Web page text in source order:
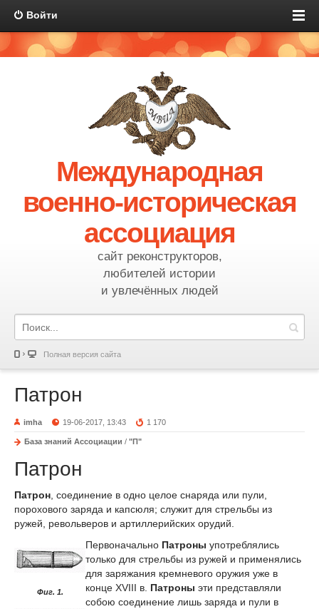
Войти
Международная
военно-историческая
ассоциация
сайт реконструкторов,
любителей истории
и увлечённых людей
Полная версия сайта
Патрон
imha 19-06-2017, 13:43 1 170
База знаний Ассоциации / "П"
Патрон
Патрон , соединение в одно целое снаряда или пули,
порохового заряда и капсюля; служит для стрельбы из
ружей, револьверов и артиллерийских орудий.
Фиг. 1.
Первоначально Патроны употреблялись
только для стрельбы из ружей и применялись
для заряжания кремневого оружия уже в
конце XVIII в. Патроны эти представляли
собою соединение лишь заряда и пули в